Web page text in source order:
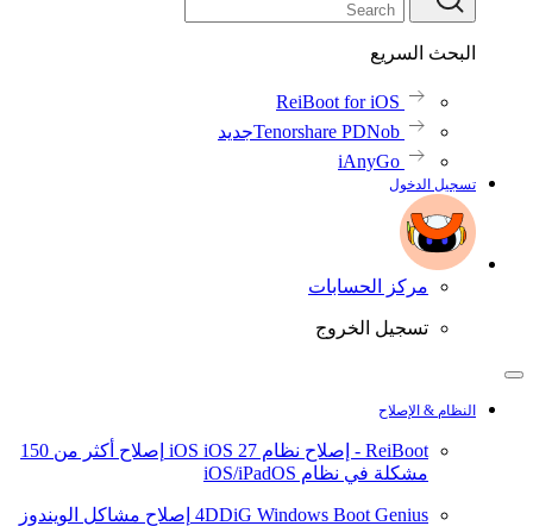
البحث السريع
ReiBoot for iOS
Tenorshare PDNobجديد
iAnyGo
تسجيل الدخول
مركز الحسابات
تسجيل الخروج
النظام & الإصلاح
ReiBoot - إصلاح نظام iOS iOS 27
إصلاح أكثر من 150
مشكلة في نظام iOS/iPadOS
4DDiG Windows Boot Genius إصلاح مشاكل الويندوز